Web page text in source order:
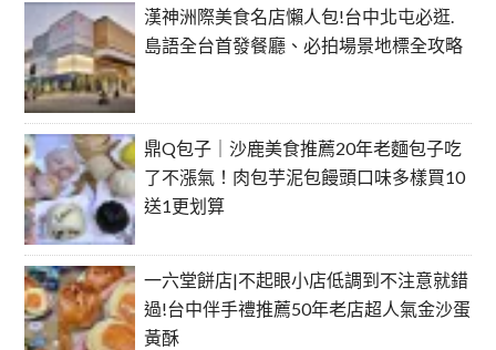
漢神洲際美食名店懶人包!台中北屯必逛.
島語全台首發餐廳、必拍場景地標全攻略
鼎Q包子｜沙鹿美食推薦20年老麵包子吃
了不漲氣！肉包芋泥包饅頭口味多樣買10
送1更划算
一六堂餅店|不起眼小店低調到不注意就錯
過!台中伴手禮推薦50年老店超人氣金沙蛋
黃酥